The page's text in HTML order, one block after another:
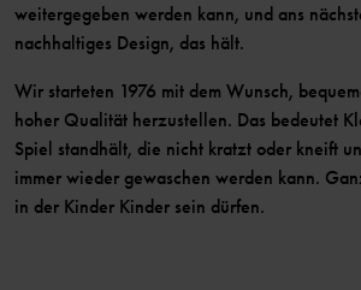
weitergegeben werden kann, und ans
nachhaltiges Design, das hält.
Wir starteten 1976 mit dem Wunsch,
hoher Qualität herzustellen. Das bedeutet
Spiel standhält, die nicht kratzt oder kneift
immer wieder gewaschen werden kann.
in der Kinder Kinder sein dürfen.